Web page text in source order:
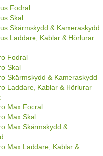
& Kameraskydd
Kablar & Hörlurar
Fodral
Skal
Skärmskydd & Kameraskydd
Laddare, Kablar & Hörlurar
Fodral
Skal
Skärmskydd & Kameraskydd
Laddare, Kablar & Hörlurar
Max Fodral
Max Skal